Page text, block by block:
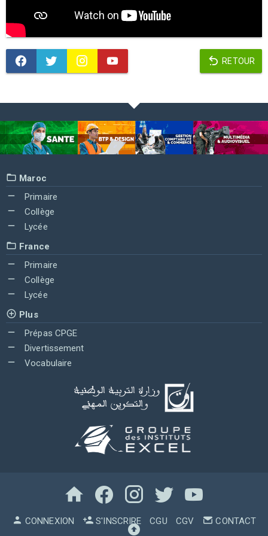
RETOUR
Maroc
Primaire
Collège
Lycée
France
Primaire
Collège
Lycée
Plus
Prépas CPGE
Divertissement
Vocabulaire
CONNEXION S'INSCRIRE CGU CGV CONTACT